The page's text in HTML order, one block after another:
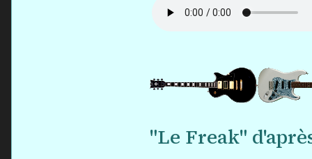
"Le Freak"